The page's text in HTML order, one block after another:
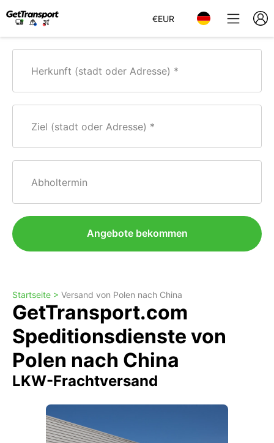
€EUR
Herkunft (stadt oder Adresse)
Ziel (stadt oder Adresse)
Abholtermin
Angebote bekommen
Startseite > Versand von Polen nach China
GetTransport.com
Speditionsdienste von
Polen nach China
LKW-Frachtversand